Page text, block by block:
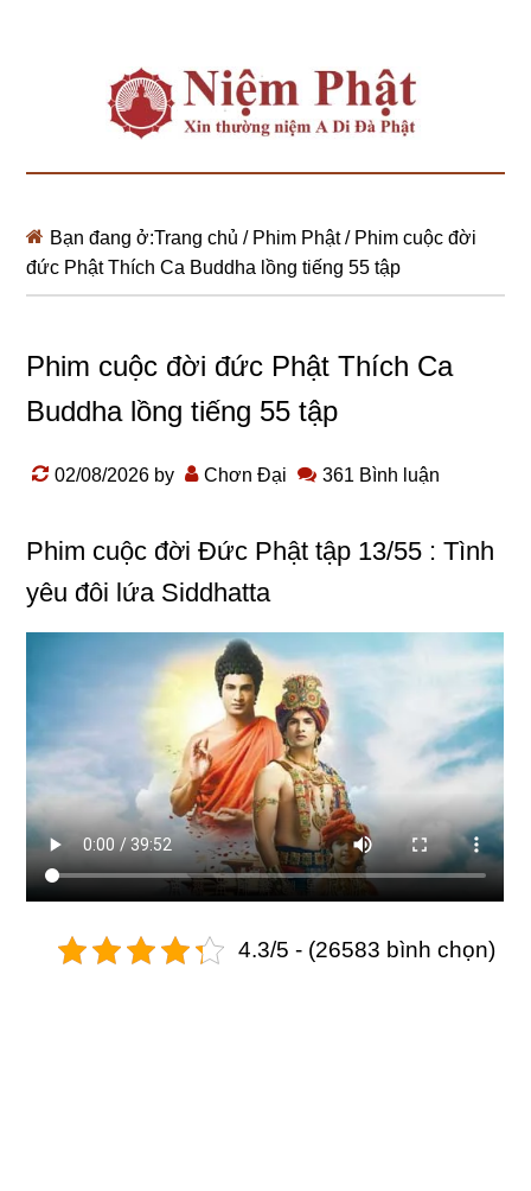
Bạn đang ở:Trang chủ / Phim Phật /Phim cuộc đời
đức Phật Thích Ca Buddha lồng tiếng 55 tập
Phim cuộc đời đức Phật Thích Ca
Buddha lồng tiếng 55 tập
02/08/2026 by Chơn Đại 361 Bình luận
Phim cuộc đời Đức Phật tập 13/55 : Tình
yêu đôi lứa Siddhatta
4.3/5 - (26583 bình chọn)